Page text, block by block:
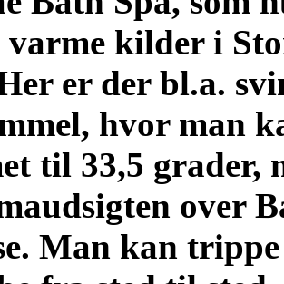
varme kilder i
er der bl.a.
hvor man
til 33,5 grader,
over
Man kan